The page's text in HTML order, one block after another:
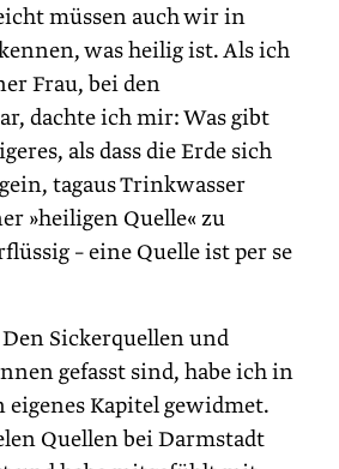
müssen auch wir in
was heilig ist. Als ich
Frau, bei den
dachte ich mir: Was gibt
als dass die Erde sich
tagaus Trinkwasser
»heiligen Quelle« zu
– eine Quelle ist per se
Sickerquellen und
gefasst sind, habe ich in
Kapitel gewidmet.
Quellen bei Darmstadt